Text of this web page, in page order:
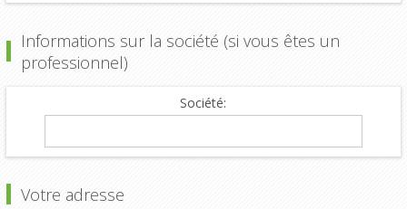
Informations sur la société (si vous êtes un
professionnel)
Société:
Votre adresse